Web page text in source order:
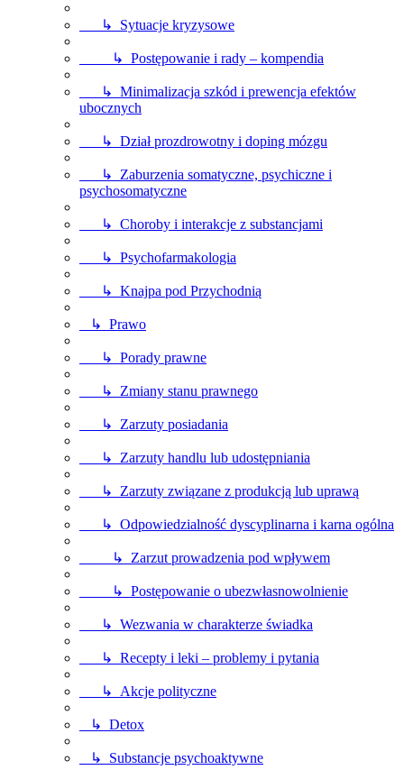
↳ Sytuacje kryzysowe
↳ Postępowanie i rady – kompendia
↳ Minimalizacja szkód i prewencja efektów
ubocznych
↳ Dział prozdrowotny i doping mózgu
↳ Zaburzenia somatyczne, psychiczne i
psychosomatyczne
↳ Choroby i interakcje z substancjami
↳ Psychofarmakologia
↳ Knajpa pod Przychodnią
↳ Prawo
↳ Porady prawne
↳ Zmiany stanu prawnego
↳ Zarzuty posiadania
↳ Zarzuty handlu lub udostępniania
↳ Zarzuty związane z produkcją lub uprawą
↳ Odpowiedzialność dyscyplinarna i karna ogólna
↳ Zarzut prowadzenia pod wpływem
↳ Postępowanie o ubezwłasnowolnienie
↳ Wezwania w charakterze świadka
↳ Recepty i leki – problemy i pytania
↳ Akcje polityczne
↳ Detox
↳ Substancje psychoaktywne